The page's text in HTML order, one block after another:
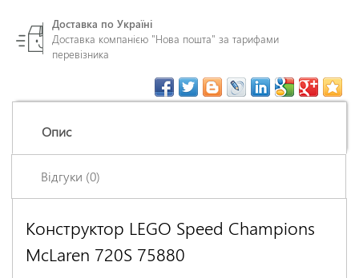
Доставка по Україні
Доставка компанією "Нова пошта" за тарифами
перевізника
Опис
Відгуки (0)
Конструктор LEGO Speed Champions
McLaren 720S 75880
Залишіть відгук про цей товар першими
*
Ім'я